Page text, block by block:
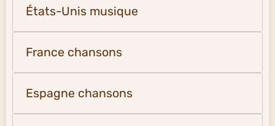
États-Unis musique
France chansons
Espagne chansons